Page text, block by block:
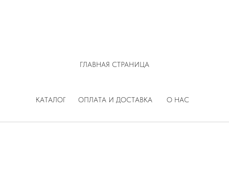
ГЛАВНАЯ СТРАНИЦА
КАТАЛОГ О НАС
ОПЛАТА И ДОСТАВКА